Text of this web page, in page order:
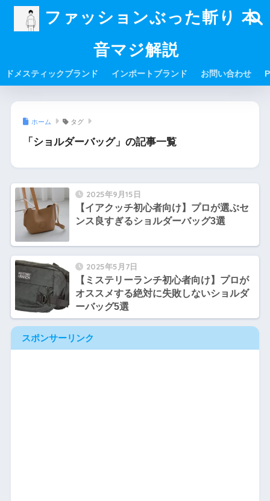
ファッションぶった斬り 本
音マジ解説
ドメスティックブランド インポートブランド お問い合わせ
ホーム タグ
「ショルダーバッグ」の記事一覧
2025年9月15日
【イアクッチ初心者向け】プロが選ぶセ
ンス良すぎるショルダーバッグ3選
2025年5月7日
【ミステリーランチ初心者向け】プロが
オススメする絶対に失敗しないショルダ
ーバッグ5選
スポンサーリンク